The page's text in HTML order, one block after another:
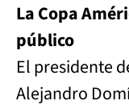
La Copa
público
El presidente
Alejandro